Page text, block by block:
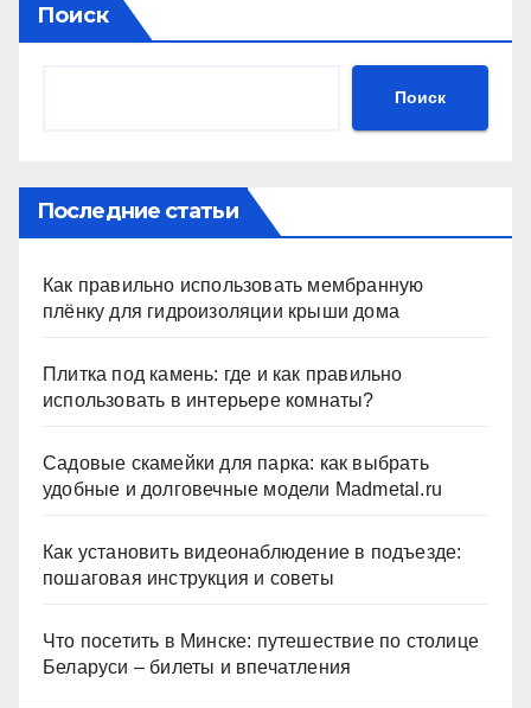
Поиск
Поиск
Последние статьи
Как правильно использовать мембранную
плёнку для гидроизоляции крыши дома
Плитка под камень: где и как правильно
использовать в интерьере комнаты?
Садовые скамейки для парка: как выбрать
удобные и долговечные модели Madmetal.ru
Как установить видеонаблюдение в подъезде:
пошаговая инструкция и советы
Что посетить в Минске: путешествие по столице
Беларуси – билеты и впечатления